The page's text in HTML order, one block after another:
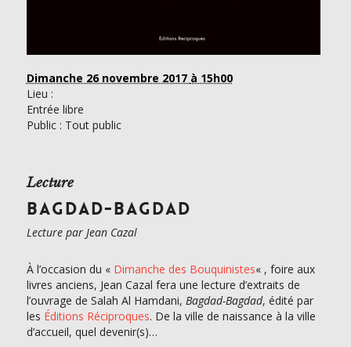
Dimanche 26 novembre 2017 à 15h00
Lieu :
Entrée libre
Public : Tout public
Lecture
BAGDAD-BAGDAD
Lecture par Jean Cazal
À l’occasion du « Dimanche des Bouquinistes« , foire aux
livres anciens, Jean Cazal fera une lecture d’extraits de
l’ouvrage de Salah Al Hamdani, Bagdad-Bagdad, édité par
les Éditions Réciproques. De la ville de naissance à la ville
d’accueil, quel devenir(s)…